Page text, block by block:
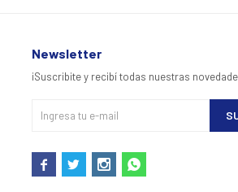
Newsletter
¡Suscribite y recibí todas nuestras
   